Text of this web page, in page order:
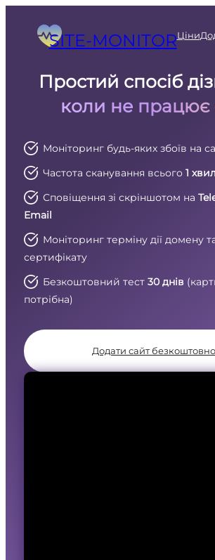
SITE-MONITORЦіни
Простий спосіб
коли не працює
Моніторинг будь-яких збоїв на
Частота сканування всього 1
Сповіщення зі скріншотом на
Email
Моніторинг терміну дії домену
сертифікату
Безкоштовний тест 30 днів
потрібна)
Додати сайт